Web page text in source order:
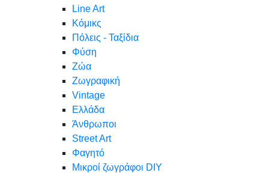
Line Art
Κόμικς
Πόλεις - Ταξίδια
Φύση
Ζώα
Ζωγραφική
Vintage
Ελλάδα
Άνθρωποι
Street Art
Φαγητό
Μικροί ζωγράφοι DIY